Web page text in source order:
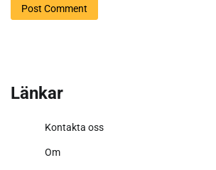
Länkar
Kontakta oss
Om